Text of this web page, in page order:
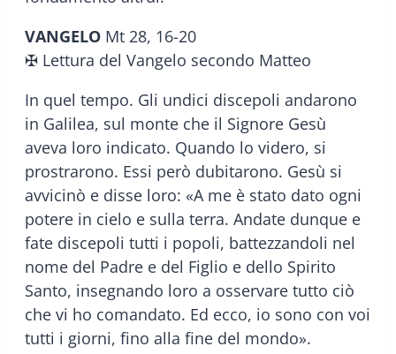
VANGELO Mt 28, 16-20
✠ Lettura del Vangelo secondo Matteo
In quel tempo. Gli undici discepoli andarono
in Galilea, sul monte che il Signore Gesù
aveva loro indicato. Quando lo videro, si
prostrarono. Essi però dubitarono. Gesù si
avvicinò e disse loro: «A me è stato dato ogni
potere in cielo e sulla terra. Andate dunque e
fate discepoli tutti i popoli, battezzandoli nel
nome del Padre e del Figlio e dello Spirito
Santo, insegnando loro a osservare tutto ciò
che vi ho comandato. Ed ecco, io sono con voi
tutti i giorni, fino alla fine del mondo».